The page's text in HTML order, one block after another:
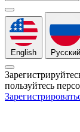
English Русский
пользуйтесь